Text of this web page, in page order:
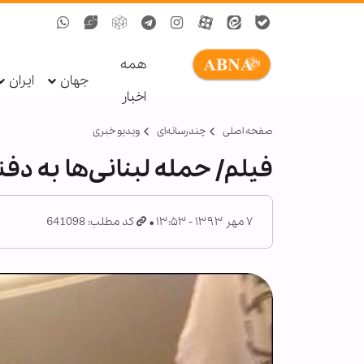
همه
اخبار
جهان ایران
صفحه اصلی چندرسانه‌ای ویدیو خبری
فیلم/ حمله لبنانی‌ها به
۷ مهر ۱۳۹۳ - ۱۳:۵۳ کد مطلب: 641098